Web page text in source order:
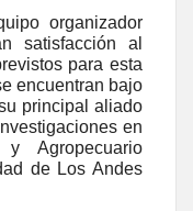
organizador
satisfacción al
para esta
encuentran bajo
principal aliado
en
Agropecuario
de Los Andes